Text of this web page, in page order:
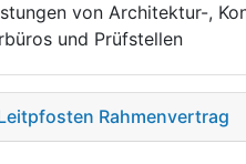
von Architektur-,
und Prüfstellen
Rahmenvertrag